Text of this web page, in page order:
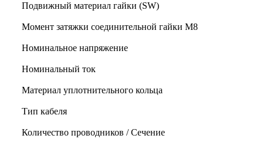
Подвижный материал гайки (SW)
Момент затяжки соединительной гайки M8
Номинальное напряжение
Номинальный ток
Материал уплотнительного кольца
Тип кабеля
Количество проводников / Сечение